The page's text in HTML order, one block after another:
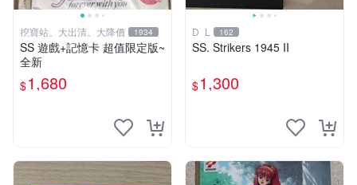
挖寶站。大出清。大降價 1934
SS 遊戲+記憶卡 超值限定版~
全新
$1,680
D_L 162
SS. Strikers 1945 II
$1,300